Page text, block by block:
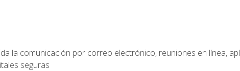
la comunicación por correo electrónico, reuniones en línea,
seguras